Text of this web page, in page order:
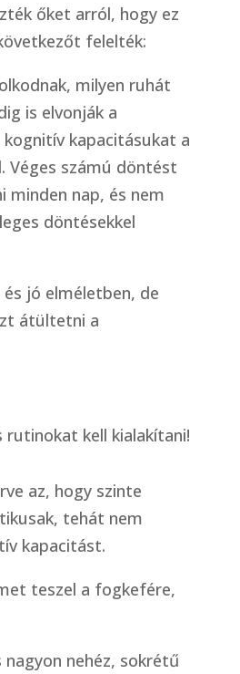
őket arról, hogy ez
felelték:
milyen ruhát
is elvonják a
kapacitásukat a
Véges számú döntést
minden nap, és nem
döntésekkel
és jó elméletben, de
átültetni a
rutinokat kell kialakítani!
az, hogy szinte
tehát nem
kapacitást.
teszel a fogkefére,
nagyon nehéz, sokrétű